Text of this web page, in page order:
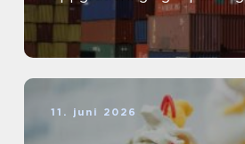
11. juni 2026